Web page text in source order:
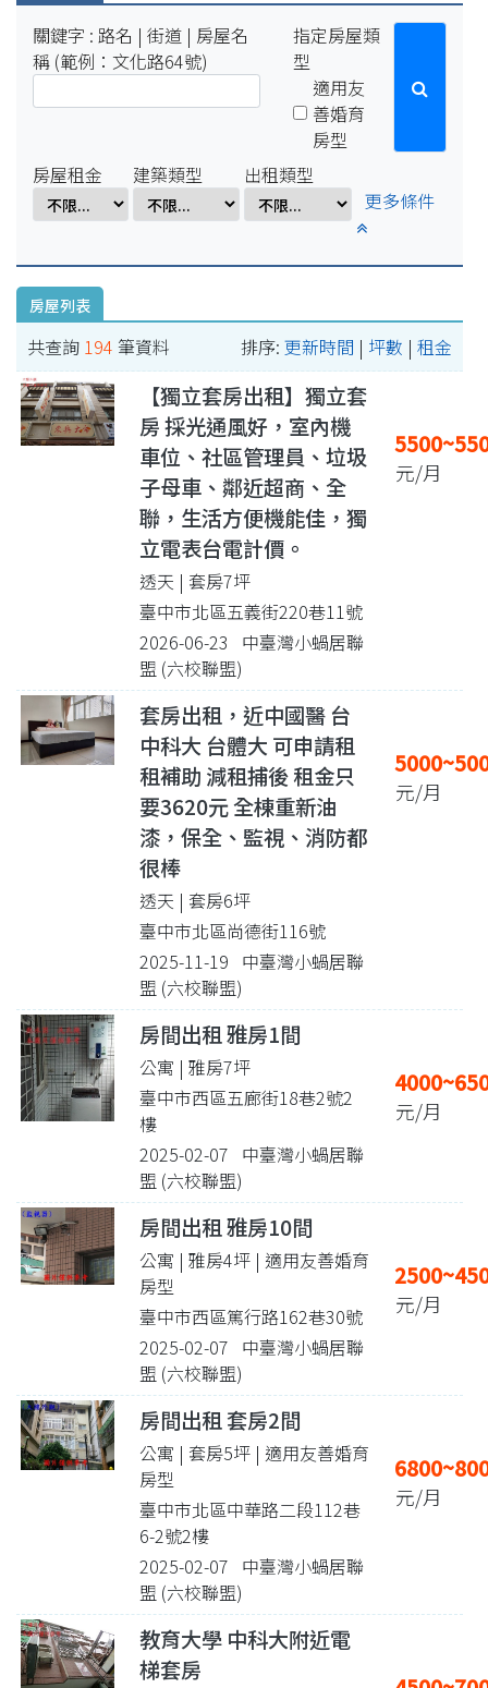
本聯盟依教育部113年11月6日臺教學(五)字第1132805223號
函文通報，即日起雲端租屋網所上架物件，均需配合政府租金
補貼政策，始得刊登。
2023-01-18
函轉行政院消費者保護處增修後「住宅租賃常見糾紛問答集」
關鍵字 : 路名 | 街道 | 房屋名
稱 (範例：文化路64號)
指定房屋類
型
適用友
善婚育
房型
房屋租金
建築類型
出租類型
更多條件
房屋列表
共查詢 194 筆資料 排序: 更新時間 | 坪數 | 租金
【獨立套房出租】獨立套
房 採光通風好，室內機
車位、社區管理員、垃圾
子母車、鄰近超商、全
聯，生活方便機能佳，獨
立電表台電計價。
透天 | 套房7坪
臺中市北區五義街220巷11號
2026-06-23 中臺灣小蝸居聯
盟 (六校聯盟)
元/月
套房出租，近中國醫 台
中科大 台體大 可申請租
租補助 減租捕後 租金只
要3620元 全棟重新油
漆，保全、監視、消防都
很棒
透天 | 套房6坪
臺中市北區尚德街116號
2025-11-19 中臺灣小蝸居聯
盟 (六校聯盟)
元/月
房間出租 雅房1間
公寓 | 雅房7坪
臺中市西區五廊街18巷2號2
樓
2025-02-07 中臺灣小蝸居聯
盟 (六校聯盟)
元/月
房間出租 雅房10間
公寓 | 雅房4坪 | 適用友善婚育
房型
臺中市西區篤行路162巷30號
2025-02-07 中臺灣小蝸居聯
盟 (六校聯盟)
元/月
房間出租 套房2間
公寓 | 套房5坪 | 適用友善婚育
房型
臺中市北區中華路二段112巷
6-2號2樓
2025-02-07 中臺灣小蝸居聯
盟 (六校聯盟)
元/月
教育大學 中科大附近電
梯套房